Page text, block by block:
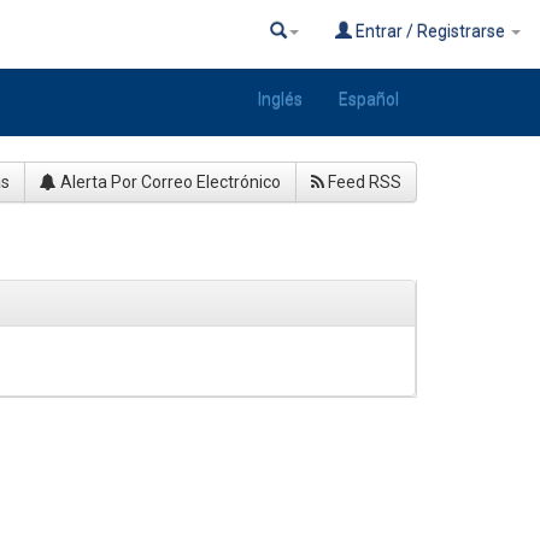
Entrar / Registrarse
Inglés Español
Alerta Por Correo Electrónico Feed RSS